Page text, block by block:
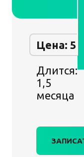
Цена:
Длится:
1,5
месяца